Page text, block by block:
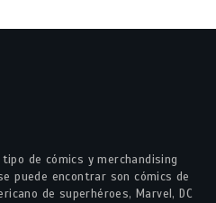
de cómics y merchandising
puede encontrar son cómics de
de superhéroes, Marvel, DC